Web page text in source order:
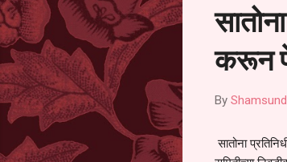
करून
By
सातोना